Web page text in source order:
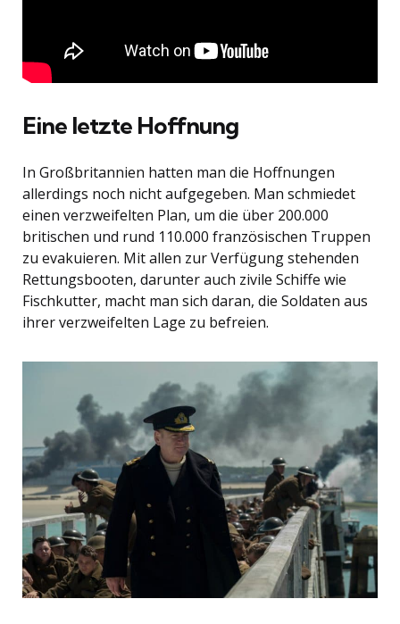
Eine letzte Hoffnung
In Großbritannien hatten man die Hoffnungen
allerdings noch nicht aufgegeben. Man schmiedet
einen verzweifelten Plan, um die über 200.000
britischen und rund 110.000 französischen Truppen
zu evakuieren. Mit allen zur Verfügung stehenden
Rettungsbooten, darunter auch zivile Schiffe wie
Fischkutter, macht man sich daran, die Soldaten aus
ihrer verzweifelten Lage zu befreien.